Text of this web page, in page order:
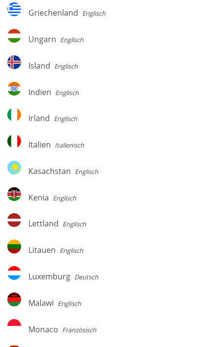
Griechenland
Griechenland Englisch
Ungarn
Ungarn Englisch
Island
Island Englisch
Indien
Indien Englisch
Irland
Irland Englisch
Italien
Italien Italienisch
Kasachstan
Kasachstan Englisch
Kenia
Kenia Englisch
Lettland
Lettland Englisch
Litauen
Litauen Englisch
Luxemburg
Luxemburg Deutsch
Malawi
Malawi Englisch
Monaco
Monaco Französisch